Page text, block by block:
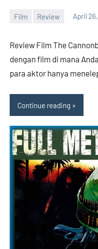
Film Review April
Review Film The
dengan film di mana
para aktor hanya
Continue reading